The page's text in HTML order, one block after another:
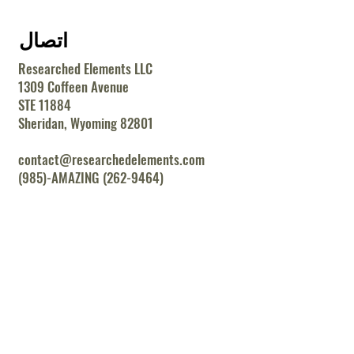
اتصال
Researched Elements LLC
1309 Coffeen Avenue
STE 11884
Sheridan, Wyoming 82801
contact@researchedelements.com
(985)-AMAZING (262-9464)